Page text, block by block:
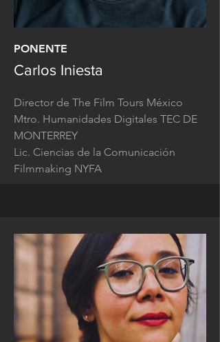
PONENTE
Carlos Iniesta
Director de The Film Tours México
Mtro. Humanidades Digitales TEC DE
MONTERREY
Lic. Ciencias de la Comunicación
Filmmaking NYFA